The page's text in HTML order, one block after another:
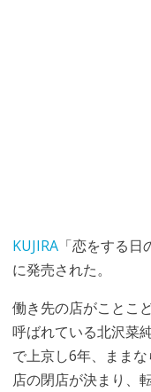
KUJIRA「恋をする日
に発売された。
働き先の店がことこ
呼ばれている北沢菜
で上京し6年、まま
店の閉店が決まり、